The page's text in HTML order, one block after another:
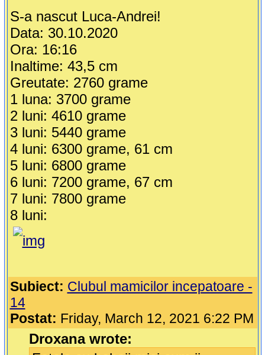
S-a nascut Luca-Andrei!
Data: 30.10.2020
Ora: 16:16
Inaltime: 43,5 cm
Greutate: 2760 grame
1 luna: 3700 grame
2 luni: 4610 grame
3 luni: 5440 grame
4 luni: 6300 grame, 61 cm
5 luni: 6800 grame
6 luni: 7200 grame, 67 cm
7 luni: 7800 grame
8 luni:
Subiect: Clubul mamicilor incepatoare -
14
Postat: Friday, March 12, 2021 6:22 PM
Droxana wrote: